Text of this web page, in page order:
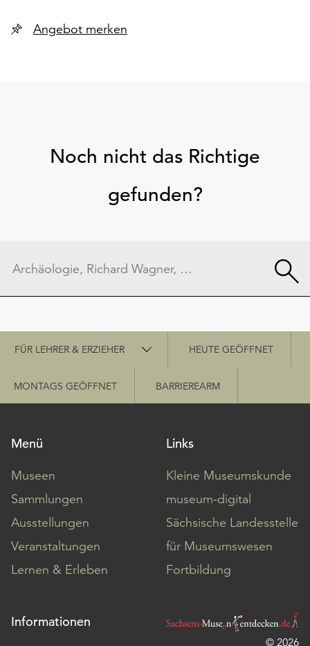
Angebot merken
Noch nicht das Richtige
gefunden?
Schnellzugriff
FÜR LEHRER & ERZIEHER HEUTE GEÖFFNET
MONTAGS GEÖFFNET BARRIEREARM
Menü
Museen
Sammlungen
Ausstellungen
Veranstaltungen
Lernen & Erleben
Links
Kleine Museumskunde
museum-digital
Sächsische Landesstelle
für Museumswesen
Fortbildung
Informationen
© 2026